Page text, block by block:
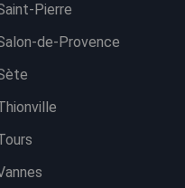
Pierre
de-Provence